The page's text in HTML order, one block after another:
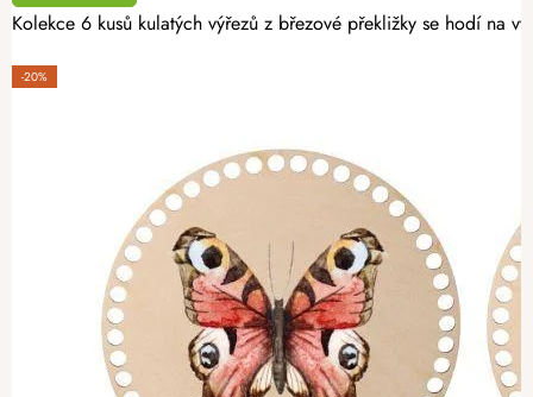
Kolekce 6 kusů kulatých výřezů z březové překližky se hodí na
-20%